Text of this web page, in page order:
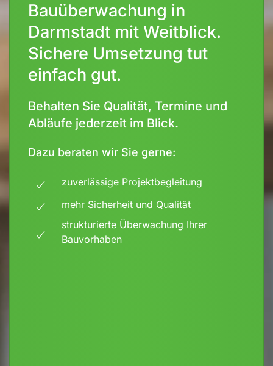
Bauüberwachung in
Darmstadt mit Weitblick.
Sichere Umsetzung tut
einfach gut.
Behalten Sie Qualität, Termine und
Abläufe jederzeit im Blick.
Dazu beraten wir Sie gerne:
zuverlässige Projektbegleitung
mehr Sicherheit und Qualität
strukturierte Überwachung Ihrer
Bauvorhaben